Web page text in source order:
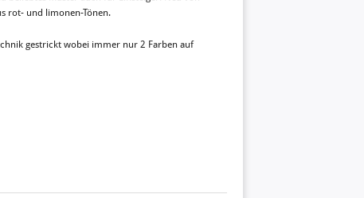
rot- und limonen-Tönen.
gestrickt wobei immer nur 2 Farben auf